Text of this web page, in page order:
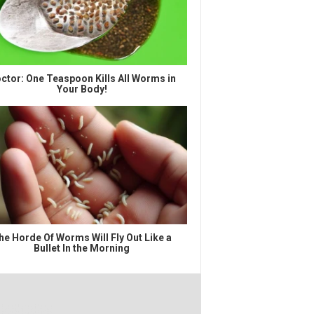
One Teaspoon Kills All Worms in
Your Body!
Horde Of Worms Will Fly Out Like a
Bullet In the Morning